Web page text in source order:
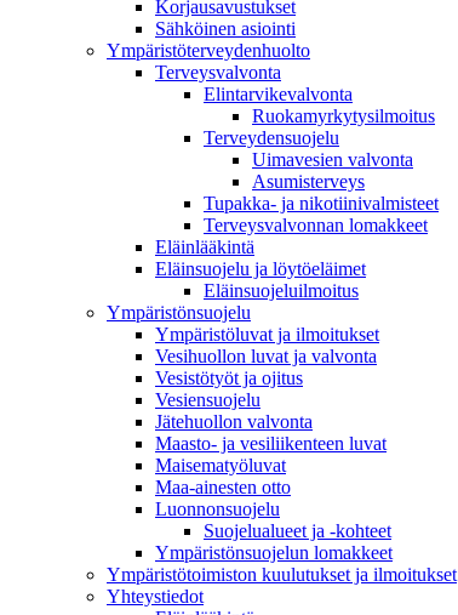
Korjausavustukset
Sähköinen asiointi
Ympäristöterveydenhuolto
Terveysvalvonta
Elintarvikevalvonta
Ruokamyrkytysilmoitus
Terveydensuojelu
Uimavesien valvonta
Asumisterveys
Tupakka- ja nikotiinivalmisteet
Terveysvalvonnan lomakkeet
Eläinlääkintä
Eläinsuojelu ja löytöeläimet
Eläinsuojeluilmoitus
Ympäristönsuojelu
Ympäristöluvat ja ilmoitukset
Vesihuollon luvat ja valvonta
Vesistötyöt ja ojitus
Vesiensuojelu
Jätehuollon valvonta
Maasto- ja vesiliikenteen luvat
Maisematyöluvat
Maa-ainesten otto
Luonnonsuojelu
Suojelualueet ja -kohteet
Ympäristönsuojelun lomakkeet
Ympäristötoimiston kuulutukset ja ilmoitukset
Yhteystiedot